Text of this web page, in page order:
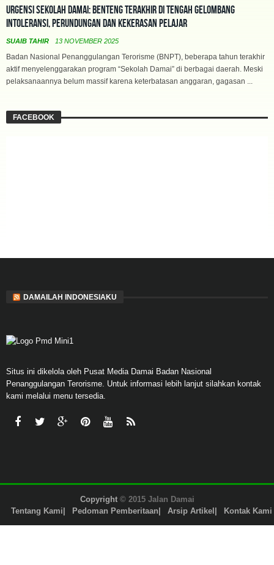
Urgensi Sekolah Damai: Benteng Terakhir di Tengah Gelombang
Intoleransi, Perundungan dan Kekerasan Pelajar
SUAIB TAHIR 13 NOVEMBER 2025
Badan Nasional Penanggulangan Terorisme (BNPT), beberapa tahun terakhir
aktif menyelenggarakan program “Sekolah Damai” di berbagai daerah. Meski
pelaksanaannya belum massif karena keterbatasan anggaran, gagasan ...
FACEBOOK
DAMAILAH INDONESIAKU
Situs ini dikelola oleh Pusat Media Damai Badan Nasional
Penanggulangan Terorisme. Untuk informasi lebih lanjut silahkan kontak
kami melalui menu tersedia.
Copyright© 2015 Jalan Damai
Tentang Kami
Pedoman Pemberitaan Arsip Artikel Kontak Kami